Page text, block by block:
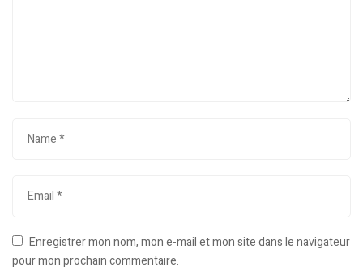
Enregistrer mon nom, mon e-mail et mon site dans le navigateur
pour mon prochain commentaire.